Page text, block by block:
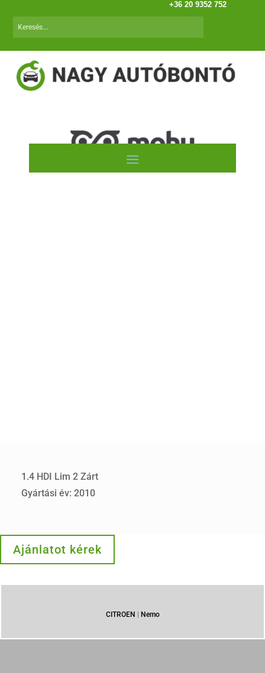
+36 20 9352 752
1.4 HDI Lim 2 Zárt
Gyártási év: 2010
Ajánlatot kérek
CITROEN | Nemo